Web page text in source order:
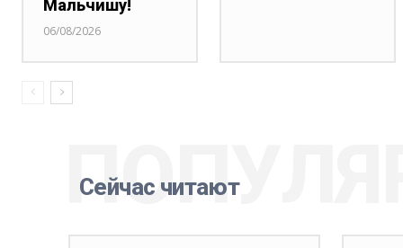
Мальчишу!
06/08/2026
Сейчас читают